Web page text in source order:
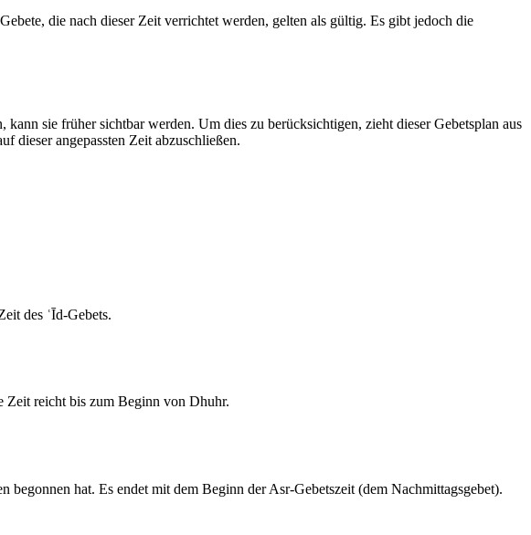
die nach dieser Zeit verrichtet werden, gelten als gültig. Es gibt jedoch die
sie früher sichtbar werden. Um dies zu berücksichtigen, zieht dieser Gebetsplan aus
dieser angepassten Zeit abzuschließen.
des ʿĪd-Gebets.
Zeit reicht bis zum Beginn von Dhuhr.
hat. Es endet mit dem Beginn der Asr-Gebetszeit (dem Nachmittagsgebet).